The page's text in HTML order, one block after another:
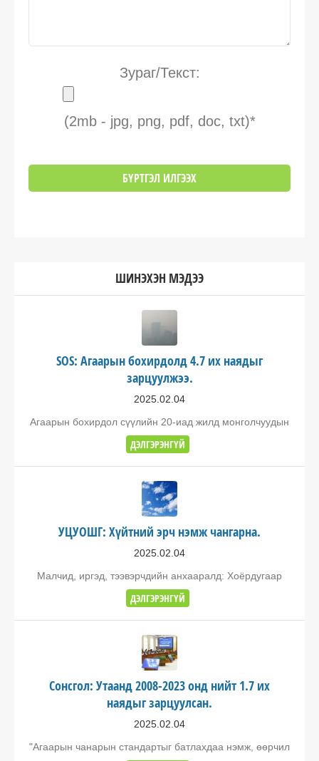
Зураг/Текст:
(2mb - jpg, png, pdf, doc, txt)*
ШИНЭХЭН МЭДЭЭ
SOS: Агаарын бохирдолд 4.7 их наядыг
зарцуулжээ.
2025.02.04
Агаарын бохирдол сүүлийн 20-иад жилд монголчуудын
ДЭЛГЭРЭНГҮЙ
УЦУОШГ: Хүйтний эрч нэмж чангарна.
2025.02.04
Малчид, иргэд, тээвэрчдийн анхааралд: Хоёрдугаар
ДЭЛГЭРЭНГҮЙ
Сонсгол: Утаанд 2008-2023 онд нийт 1.7 их
наядыг зарцуулсан.
2025.02.04
"Агаарын чанарын стандартыг батлахдаа нэмж, өөрчил